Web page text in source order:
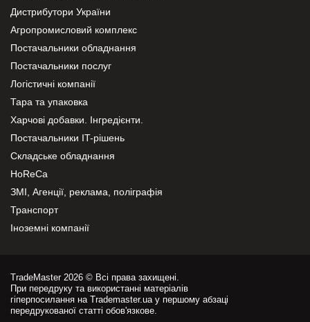
Дистрибутори України
Агропромисловий комплекс
Постачальники обладнання
Постачальники послуг
Логістичні компанії
Тара та упаковка
Харчові добавки. Інгредієнти.
Постачальники IT-рішень
Складське обладнання
HoReCa
ЗМІ, Агенції, реклама, поліграфія
Транспорт
Іноземні компанії
TradeMaster 2026 © Всі права захищені.
При передруку та використанні матеріалів
гіперпосилання на Trademaster.ua у першому абзаці
передрукованої статті обов'язкове.